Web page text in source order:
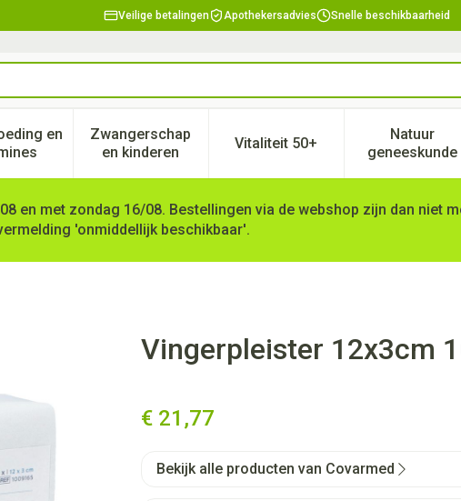
Veilige betalingen Apothekersadvies Snelle beschikbaarheid
Schoonheid, verzorging en hygiëne categorie
en
Toon submenu voor Dieet, voeding en vitamines categorie
Zwangerschap
en kinderenToon submenu voor Zwangerschap en kinderen
Vitaliteit 50+Toon submenu voor
Natuur
geneeskunde
Toon
en met zondag 16/08. Bestellingen via de webshop zijn dan niet
'onmiddellijk beschikbaar'.
CovarmedVingerpleister 12x3cm
€ 21,77
Bekijk alle producten van Covarmed